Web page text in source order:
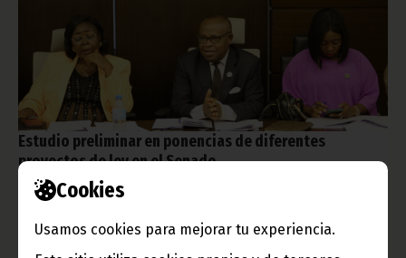
Cookies
Usamos cookies para mejorar tu experiencia.
Estudio preliminar en ponencias de diferentes
proyectos de ley en el Senado
marzo 26, 2026
el seno de la Comisión Permanente de Hacienda, Comercio y